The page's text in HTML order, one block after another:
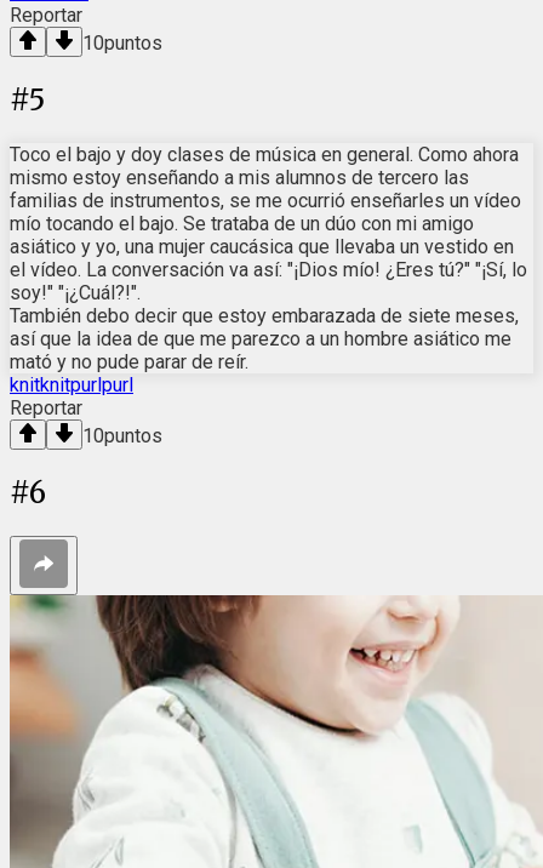
Reportar
10puntos
#5
Toco el bajo y doy clases de música en general. Como ahora
mismo estoy enseñando a mis alumnos de tercero las
familias de instrumentos, se me ocurrió enseñarles un vídeo
mío tocando el bajo. Se trataba de un dúo con mi amigo
asiático y yo, una mujer caucásica que llevaba un vestido en
el vídeo. La conversación va así: "¡Dios mío! ¿Eres tú?" "¡Sí, lo
soy!" "¡¿Cuál?!".
También debo decir que estoy embarazada de siete meses,
así que la idea de que me parezco a un hombre asiático me
mató y no pude parar de reír.
knitknitpurlpurl
Reportar
10puntos
#6